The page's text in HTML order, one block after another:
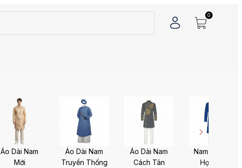
0
Áo Dài Nam
Mới
Áo Dài Nam
Truyền Thống
Áo Dài Nam
Cách Tân
Nam Thêu -
Họa Tiết